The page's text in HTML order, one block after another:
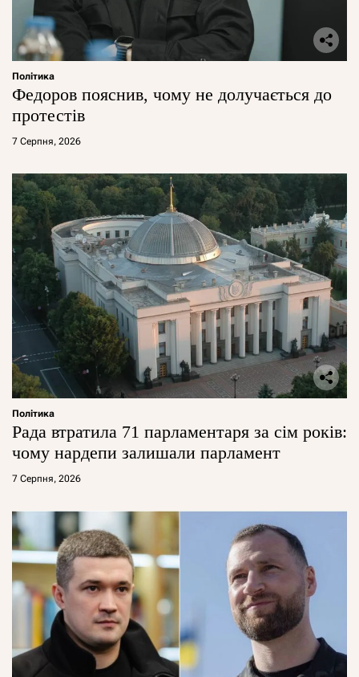
Політика
Федоров пояснив, чому не долучається до
протестів
7 Серпня, 2026
Політика
Рада втратила 71 парламентаря за сім років:
чому нардепи залишали парламент
7 Серпня, 2026